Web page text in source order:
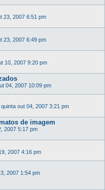
23, 2007 6:51 pm
23, 2007 6:49 pm
10, 2007 9:20 pm
04, 2007 10:09 pm
quinta out 04, 2007 3:21 pm
de imagem
2007 5:17 pm
2007 4:16 pm
2007 1:54 pm